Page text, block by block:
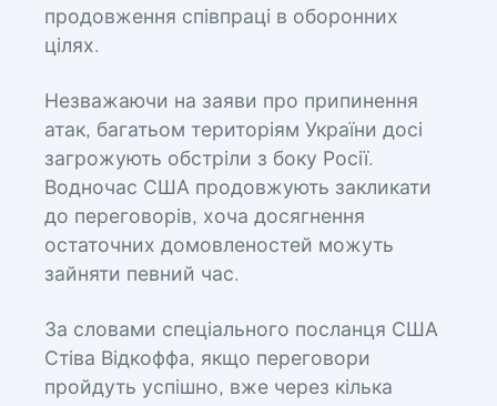
продовження співпраці в оборонних
цілях.
Незважаючи на заяви про припинення
атак, багатьом територіям України досі
загрожують обстріли з боку Росії.
Водночас США продовжують закликати
до переговорів, хоча досягнення
остаточних домовленостей можуть
зайняти певний час.
За словами спеціального посланця США
Стіва Відкоффа, якщо переговори
пройдуть успішно, вже через кілька